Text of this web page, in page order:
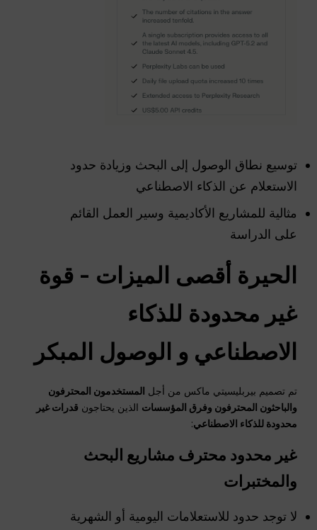
توسيع نطاق الوصول إلى البحث وزيادة حدود
الاستعلام عن الذكاء الاصطناعي
مثالية للمشاريع الأكاديمية وسير العمل القائم
على الدراسة
الحيرة أقصى الميزات - قوة
غير محدودة للذكاء
الاصطناعي و الوصول المبكر
تم تصميم بيربليسيتي ماكس من أجل المستخدمون المحترفون
والباحثون المحترفون وفرق المؤسسات الذين يحتاجون قدرات غير
محدودة للذكاء الاصطناعي:
غير محدود محترف مشاريع البحث
والمختبرات
لا توجد حدود للاستعلامات اليومية أو الشهرية